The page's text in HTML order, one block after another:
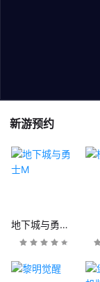
新游预约
地下城与勇士M